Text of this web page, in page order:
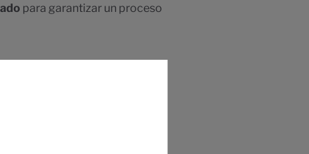
para garantizar un proceso
de consumo. Un
constante y garantizar un